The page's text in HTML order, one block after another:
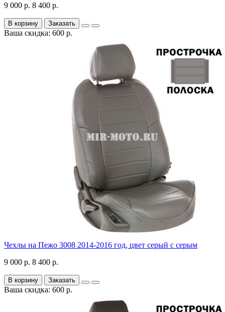
9 000 р. 8 400 р.
В корзину Заказать
Ваша скидка: 600 р.
Чехлы на Пежо 3008 2014-2016 год, цвет серый с серым
9 000 р. 8 400 р.
В корзину Заказать
Ваша скидка: 600 р.